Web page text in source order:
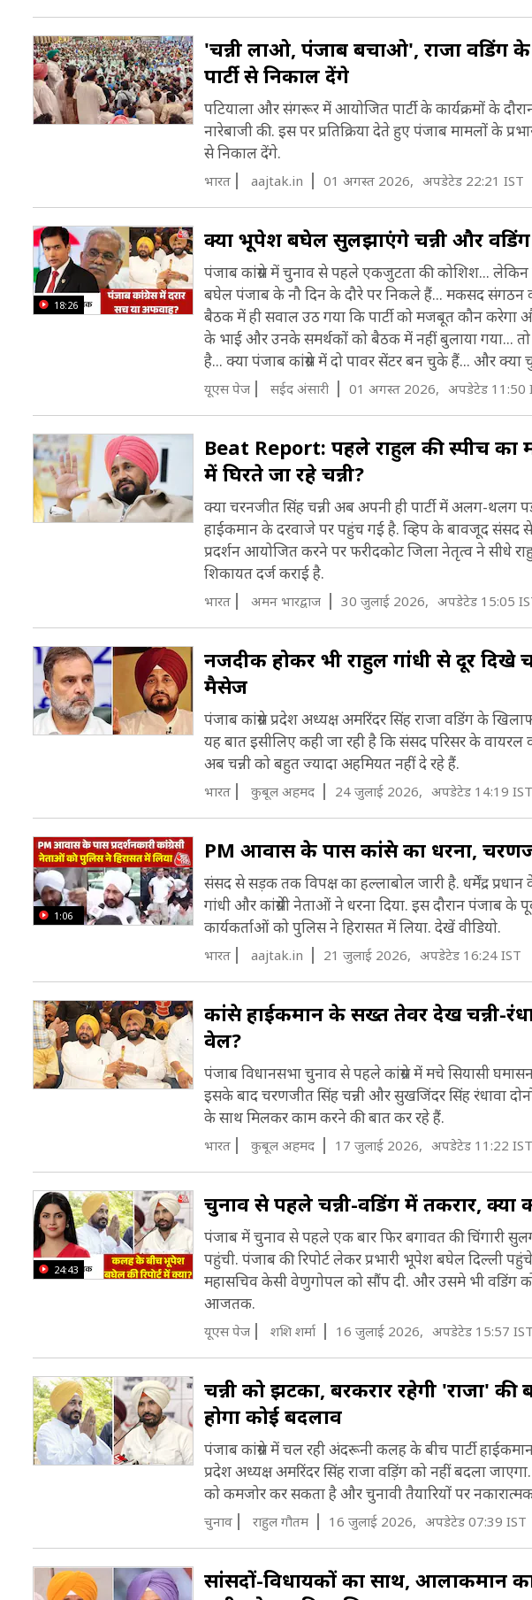
'चन्नी लाओ, पंजाब बचाओ', राजा वडिंग
पार्टी से निकाल देंगे
पटियाला और संगरूर में आयोजित पार्टी के कार्यक्रमों के
नारेबाजी की. इस पर प्रतिक्रिया देते हुए पंजाब मामलों के
से निकाल देंगे.
भारत aajtak.in 01 अगस्त 2026, अपडेटेड 22:21 IST
18:26
क्या भूपेश बघेल सुलझाएंगे चन्नी और
पंजाब कांग्रेस में चुनाव से पहले एकजुटता की कोशिश... लेकिन
बघेल पंजाब के नौ दिन के दौरे पर निकले हैं... मकसद संगठन
बैठक में ही सवाल उठ गया कि पार्टी को मजबूत कौन करेगा
के भाई और उनके समर्थकों को बैठक में नहीं बुलाया गया...
है... क्या पंजाब कांग्रेस में दो पावर सेंटर बन चुके हैं... और
यूएस पेज सईद अंसारी 01 अगस्त 2026, अपडेटेड 11:50
Beat Report: पहले राहुल की स्पीच का
में घिरते जा रहे चन्नी?
क्या चरनजीत सिंह चन्नी अब अपनी ही पार्टी में अलग-थलग
हाईकमान के दरवाजे पर पहुंच गई है. व्हिप के बावजूद संसद
प्रदर्शन आयोजित करने पर फरीदकोट जिला नेतृत्व ने सीधे
शिकायत दर्ज कराई है.
भारत अमन भारद्वाज 30 जुलाई 2026, अपडेटेड 15:05
नजदीक होकर भी राहुल गांधी से दूर दिखे
मैसेज
पंजाब कांग्रेस प्रदेश अध्यक्ष अमरिंदर सिंह राजा वडिंग के
यह बात इसीलिए कही जा रही है कि संसद परिसर के वायरल
अब चन्नी को बहुत ज्यादा अहमियत नहीं दे रहे हैं.
भारत कुबूल अहमद 24 जुलाई 2026, अपडेटेड 14:19 IST
1:06
PM आवास के पास कांग्रेस का धरना,
संसद से सड़क तक विपक्ष का हल्लाबोल जारी है. धर्मेंद्र
गांधी और कांग्रेसी नेताओं ने धरना दिया. इस दौरान पंजाब के
कार्यकर्ताओं को पुलिस ने हिरासत में लिया. देखें वीडियो.
भारत aajtak.in 21 जुलाई 2026, अपडेटेड 16:24 IST
कांग्रेस हाईकमान के सख्त तेवर देख
वेल?
पंजाब विधानसभा चुनाव से पहले कांग्रेस में मचे सियासी
इसके बाद चरणजीत सिंह चन्नी और सुखजिंदर सिंह रंधावा
के साथ मिलकर काम करने की बात कर रहे हैं.
भारत कुबूल अहमद 17 जुलाई 2026, अपडेटेड 11:22 IST
24:43
चुनाव से पहले चन्नी-वडिंग में तकरार,
पंजाब में चुनाव से पहले एक बार फिर बगावत की चिंगारी
पहुंची. पंजाब की रिपोर्ट लेकर प्रभारी भूपेश बघेल दिल्ली
महासचिव केसी वेणुगोपल को सौंप दी. और उसमे भी वडिंग
आजतक.
यूएस पेज शशि शर्मा 16 जुलाई 2026, अपडेटेड 15:57 IST
चन्नी को झटका, बरकरार रहेगी 'राजा'
होगा कोई बदलाव
पंजाब कांग्रेस में चल रही अंदरूनी कलह के बीच पार्टी
प्रदेश अध्यक्ष अमरिंदर सिंह राजा वड़िंग को नहीं बदला
को कमजोर कर सकता है और चुनावी तैयारियों पर
चुनाव राहुल गौतम 16 जुलाई 2026, अपडेटेड 07:39 IST
सांसदों-विधायकों का साथ, आलाकमान